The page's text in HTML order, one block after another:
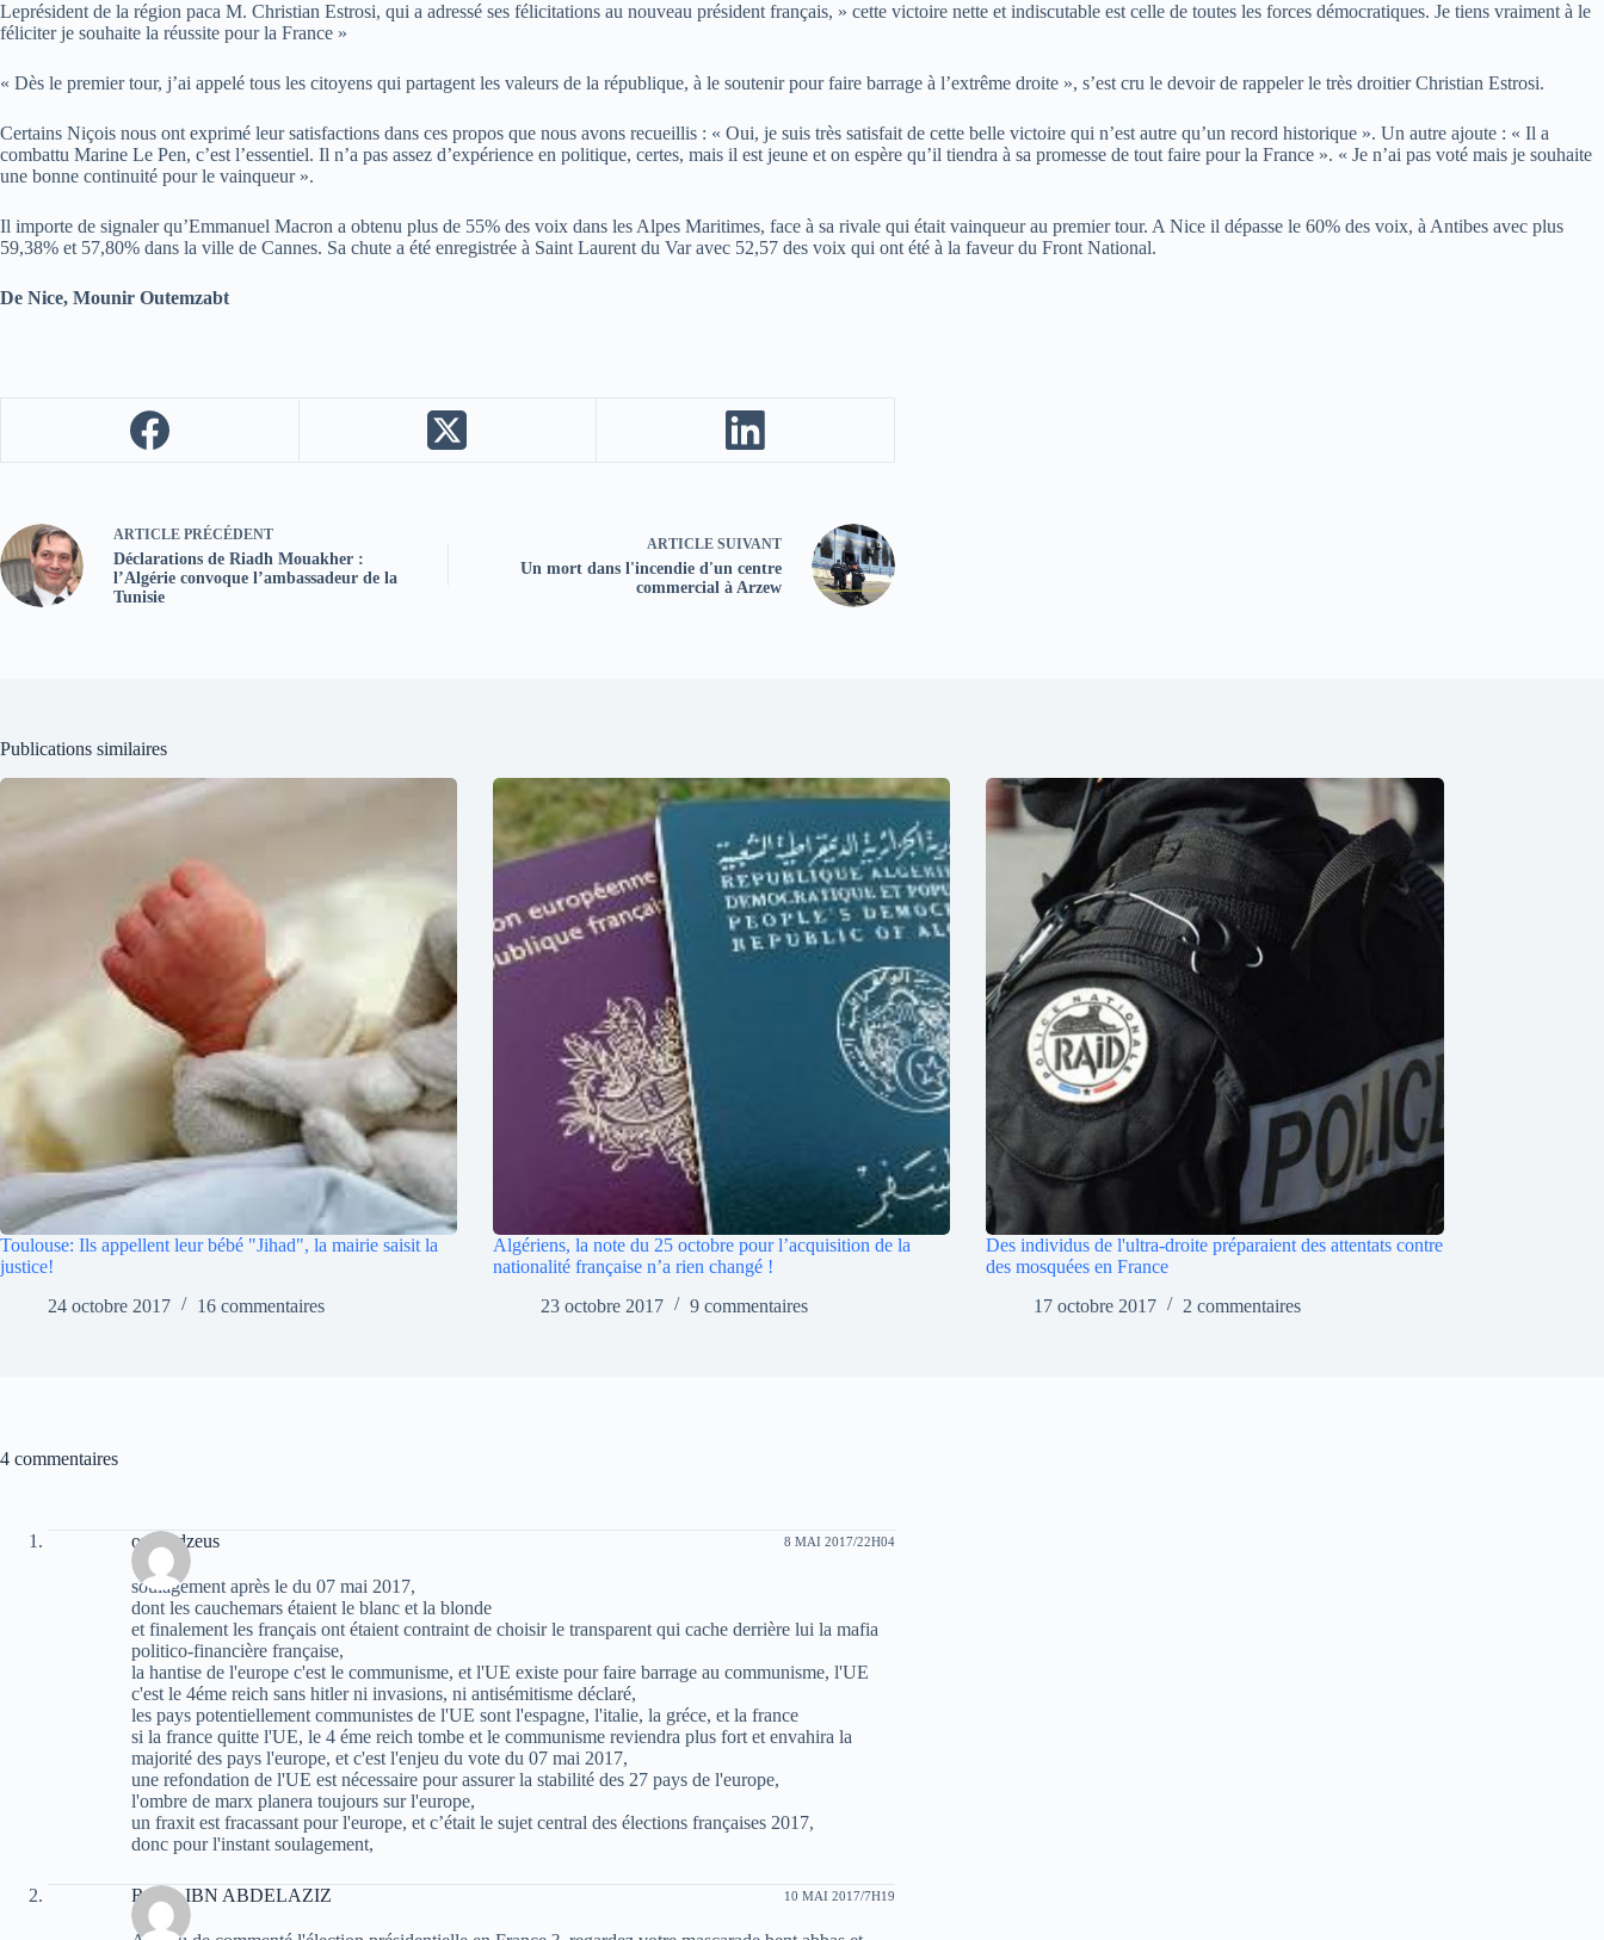
Leprésident de la région paca M. Christian Estrosi, qui a adressé ses félicitations au nouveau président français, » cette victoire nette et indiscutable est celle de toutes les forces démocratiques. Je tiens vraiment à le
féliciter je souhaite la réussite pour la France »
« Dès le premier tour, j’ai appelé tous les citoyens qui partagent les valeurs de la république, à le soutenir pour faire barrage à l’extrême droite », s’est cru le devoir de rappeler le très droitier Christian Estrosi.
Certains Niçois nous ont exprimé leur satisfactions dans ces propos que nous avons recueillis : « Oui, je suis très satisfait de cette belle victoire qui n’est autre qu’un record historique ». Un autre ajoute : « Il a
combattu Marine Le Pen, c’est l’essentiel. Il n’a pas assez d’expérience en politique, certes, mais il est jeune et on espère qu’il tiendra à sa promesse de tout faire pour la France ». « Je n’ai pas voté mais je souhaite
une bonne continuité pour le vainqueur ».
Il importe de signaler qu’Emmanuel Macron a obtenu plus de 55% des voix dans les Alpes Maritimes, face à sa rivale qui était vainqueur au premier tour. A Nice il dépasse le 60% des voix, à Antibes avec plus
59,38% et 57,80% dans la ville de Cannes. Sa chute a été enregistrée à Saint Laurent du Var avec 52,57 des voix qui ont été à la faveur du Front National.
De Nice, Mounir Outemzabt
ARTICLE PRÉCÉDENT
Déclarations de Riadh Mouakher :
l’Algérie convoque l’ambassadeur de la
Tunisie
ARTICLE SUIVANT
Un mort dans l'incendie d'un centre
commercial à Arzew
Publications similaires
Toulouse: Ils appellent leur bébé "Jihad", la mairie saisit la
justice!
24 octobre 2017
16 commentaires
Algériens, la note du 25 octobre pour l’acquisition de la
nationalité française n’a rien changé !
23 octobre 2017
9 commentaires
Des individus de l'ultra-droite préparaient des attentats contre
des mosquées en France
17 octobre 2017
2 commentaires
4 commentaires
oziris dzeus 8 MAI 2017/22H04
soulagement après le du 07 mai 2017,
dont les cauchemars étaient le blanc et la blonde
et finalement les français ont étaient contraint de choisir le transparent qui cache derrière lui la mafia
politico-financière française,
la hantise de l'europe c'est le communisme, et l'UE existe pour faire barrage au communisme, l'UE
c'est le 4éme reich sans hitler ni invasions, ni antisémitisme déclaré,
les pays potentiellement communistes de l'UE sont l'espagne, l'italie, la gréce, et la france
si la france quitte l'UE, le 4 éme reich tombe et le communisme reviendra plus fort et envahira la
majorité des pays l'europe, et c'est l'enjeu du vote du 07 mai 2017,
une refondation de l'UE est nécessaire pour assurer la stabilité des 27 pays de l'europe,
l'ombre de marx planera toujours sur l'europe,
un fraxit est fracassant pour l'europe, et c’était le sujet central des élections françaises 2017,
donc pour l'instant soulagement,
Rabah IBN ABDELAZIZ 10 MAI 2017/7H19